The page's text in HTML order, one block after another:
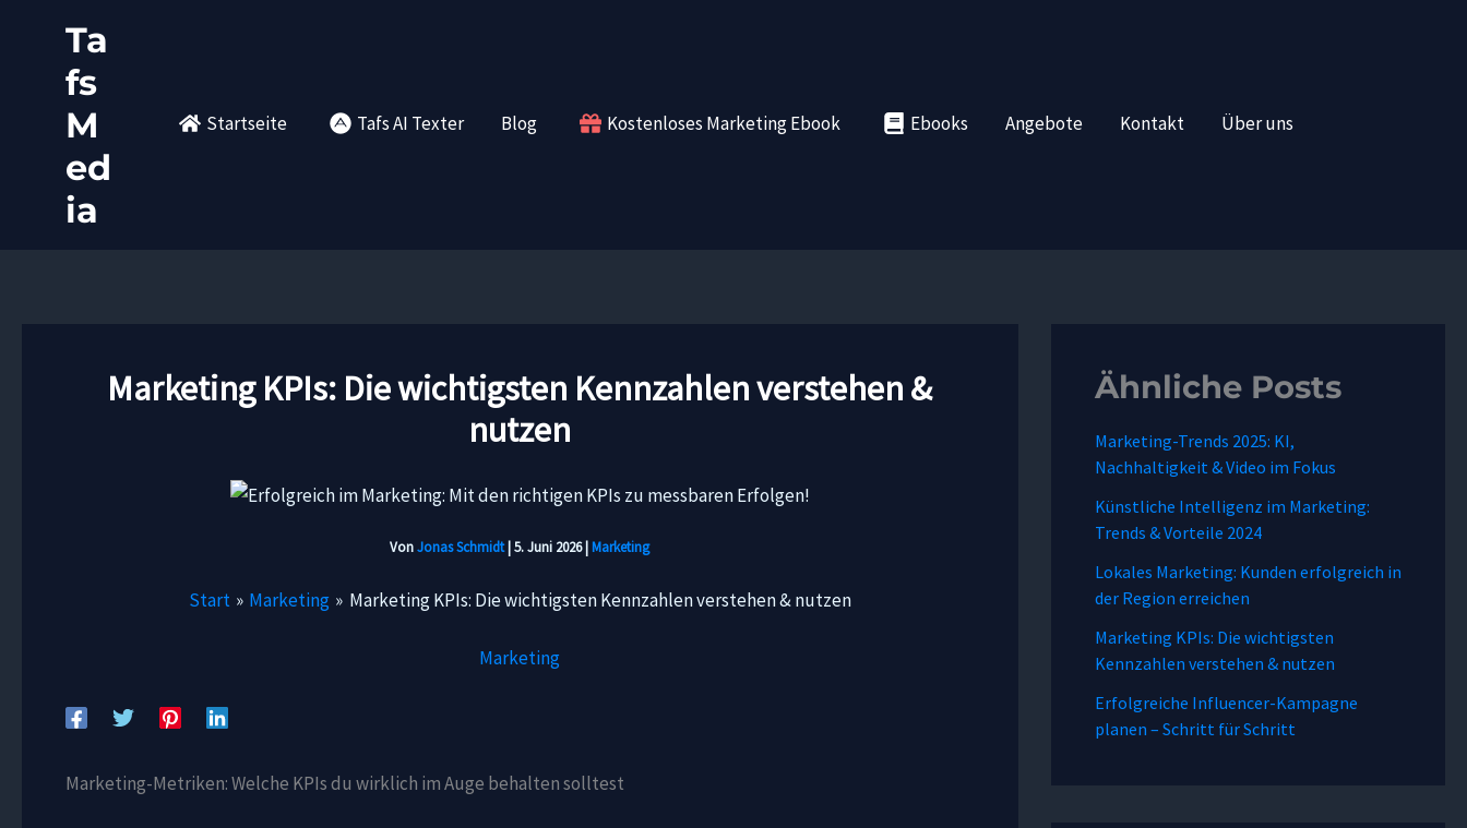
springen
Ta
fs
M
ed
ia
Startseite Tafs AI Texter Blog Kostenloses Marketing Ebook Ebooks Angebote Kontakt Über uns
Marketing KPIs: Die wichtigsten Kennzahlen verstehen &
nutzen
VonJonas Schmidt|5. Juni 2026|Marketing
Start Marketing Marketing KPIs: Die wichtigsten Kennzahlen verstehen & nutzen
Marketing
Marketing-Metriken: Welche KPIs du wirklich im Auge behalten solltest
Ähnliche Posts
Marketing-Trends 2025: KI,
Nachhaltigkeit & Video im Fokus
Künstliche Intelligenz im Marketing:
Trends & Vorteile 2024
Lokales Marketing: Kunden erfolgreich in
der Region erreichen
Marketing KPIs: Die wichtigsten
Kennzahlen verstehen & nutzen
Erfolgreiche Influencer-Kampagne
planen – Schritt für Schritt